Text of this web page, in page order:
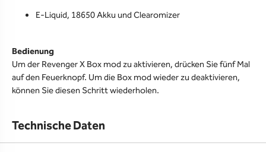
E-Liquid, 18650 Akku und Clearomizer
Bedienung
Um der Revenger X Box mod zu aktivieren, drücken Sie fünf Mal
auf den Feuerknopf. Um die Box mod wieder zu deaktivieren,
können Sie diesen Schritt wiederholen.
Technische Daten